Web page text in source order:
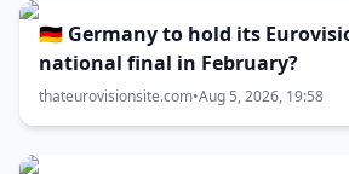
🇩🇪 Germany to hold its
national final in February?
thateurovisionsite.com•Aug 5, 2026, 19:58